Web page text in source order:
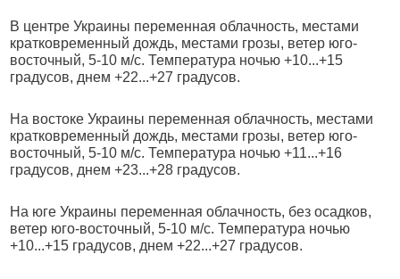
В центре Украины переменная облачность, местами
кратковременный дождь, местами грозы, ветер юго-
восточный, 5-10 м/с. Температура ночью +10...+15
градусов, днем +22...+27 градусов.
На востоке Украины переменная облачность, местами
кратковременный дождь, местами грозы, ветер юго-
восточный, 5-10 м/с. Температура ночью +11...+16
градусов, днем +23...+28 градусов.
На юге Украины переменная облачность, без осадков,
ветер юго-восточный, 5-10 м/с. Температура ночью
+10...+15 градусов, днем +22...+27 градусов.